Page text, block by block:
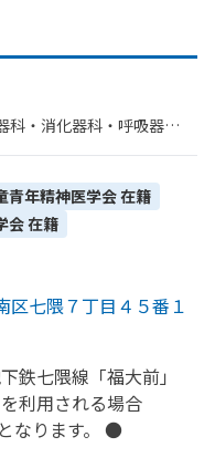
科・​消化器科・​呼吸器内
器科・​整形外科・​脳神経
科・​産婦人科・​眼科・​
成外科・​リハビリテー
検査・病理診断・​救急
青年精神医学会在籍
会在籍
区七隈７丁目４５番１
鉄七隈線 「福大前」
利用される場合
なります。 ●